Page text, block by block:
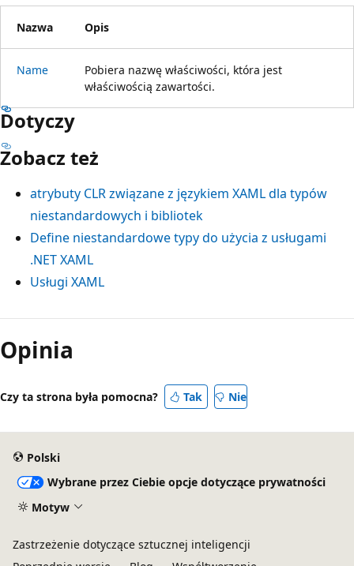
Nazwa Opis
Name
Pobiera nazwę właściwości, która jest
właściwością zawartości.
Dotyczy
Zobacz też
atrybuty CLR związane z językiem XAML dla typów
niestandardowych i bibliotek
Define niestandardowe typy do użycia z usługami
.NET XAML
Usługi XAML
Opinia
Czy ta strona była pomocna? Tak Nie
Polski
Wybrane przez Ciebie opcje dotyczące prywatności
Motyw
Zastrzeżenie dotyczące sztucznej inteligencji